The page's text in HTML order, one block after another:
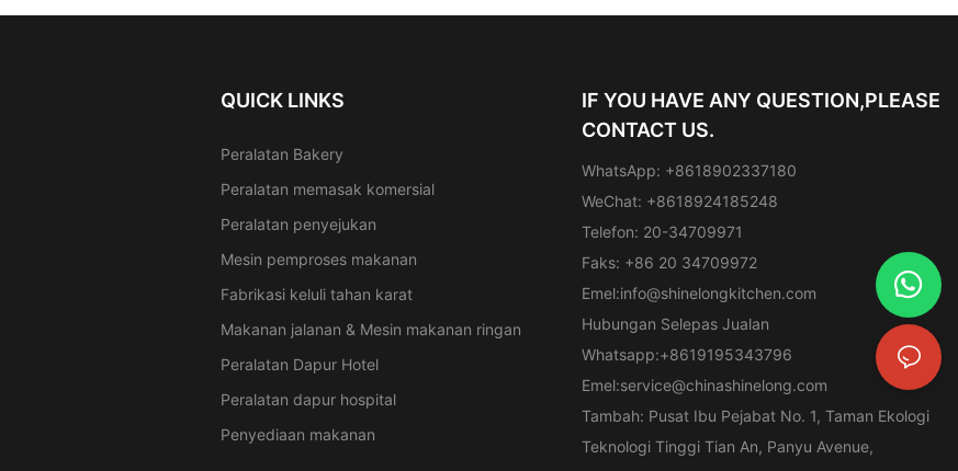
QUICK LINKS
Peralatan Bakery
Peralatan memasak komersial
Peralatan penyejukan
Mesin pemproses makanan
Fabrikasi keluli tahan karat
Makanan jalanan & Mesin makanan ringan
Peralatan Dapur Hotel
Peralatan dapur hospital
Penyediaan makanan
IF YOU HAVE ANY QUESTION,PLEASE
CONTACT US.
WhatsApp: +8618902337180
WeChat: +8618924185248
Telefon: 20-34709971
Faks: +86 20 34709972
Emel:info@shinelongkitchen.com
Hubungan Selepas Jualan
Whatsapp:+8619195343796
Emel:service@chinashinelong.com
Tambah: Pusat Ibu Pejabat No. 1, Taman Ekologi
Teknologi Tinggi Tian An, Panyu Avenue,